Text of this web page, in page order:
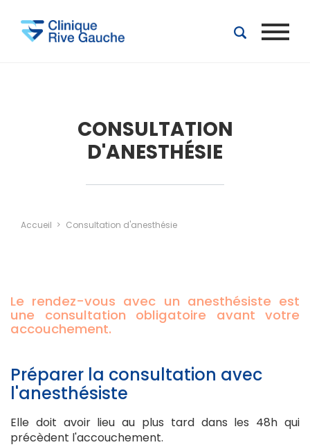
CONSULTATION
D'ANESTHÉSIE
Accueil Consultation d'anesthésie
Le rendez-vous avec un anesthésiste est
une consultation obligatoire avant votre
accouchement.
Préparer la consultation avec
l'anesthésiste
Elle doit avoir lieu au plus tard dans les 48h qui
précèdent l'accouchement.